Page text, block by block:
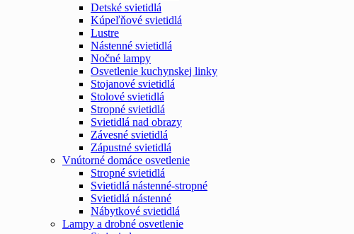
Detské svietidlá
Kúpeľňové svietidlá
Lustre
Nástenné svietidlá
Nočné lampy
Osvetlenie kuchynskej linky
Stojanové svietidlá
Stolové svietidlá
Stropné svietidlá
Svietidlá nad obrazy
Závesné svietidlá
Zápustné svietidlá
Vnútorné domáce osvetlenie
Stropné svietidlá
Svietidlá nástenné-stropné
Svietidlá nástenné
Nábytkové svietidlá
Lampy a drobné osvetlenie